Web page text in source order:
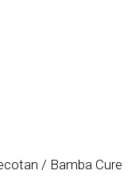
/ Bamba Cure